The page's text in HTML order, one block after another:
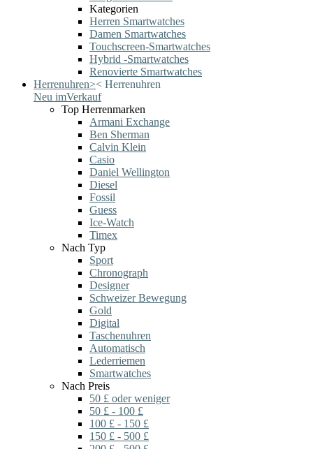
Kategorien
Herren Smartwatches
Damen Smartwatches
Touchscreen-Smartwatches
Hybrid -Smartwatches
Renovierte Smartwatches
Herrenuhren>< Herrenuhren
Neu imVerkauf
Top Herrenmarken
Armani Exchange
Ben Sherman
Calvin Klein
Casio
Daniel Wellington
Diesel
Fossil
Guess
Ice-Watch
Timex
Nach Typ
Sport
Chronograph
Designer
Schweizer Bewegung
Gold
Digital
Taschenuhren
Automatisch
Lederriemen
Smartwatches
Nach Preis
50 £ oder weniger
50 £ - 100 £
100 £ - 150 £
150 £ - 500 £